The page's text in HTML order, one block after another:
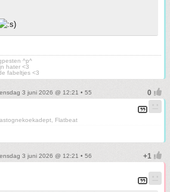
^p^
hater <3
fabeltjes <3
3 juni 2026 @ 12:21 • 55
Flatbeat
3 juni 2026 @ 12:21 • 56